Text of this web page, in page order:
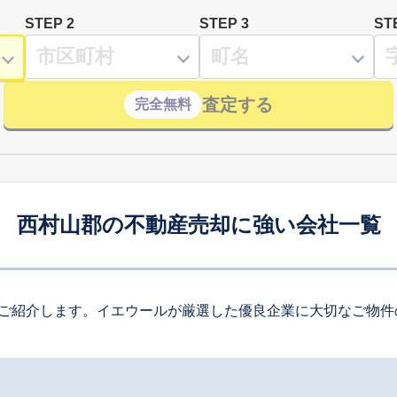
STEP 2 STEP 3
完全無料 査定する
西村山郡の不動産売却に強い会社一覧
紹介します。イエウールが厳選した優良企業に大切なご物